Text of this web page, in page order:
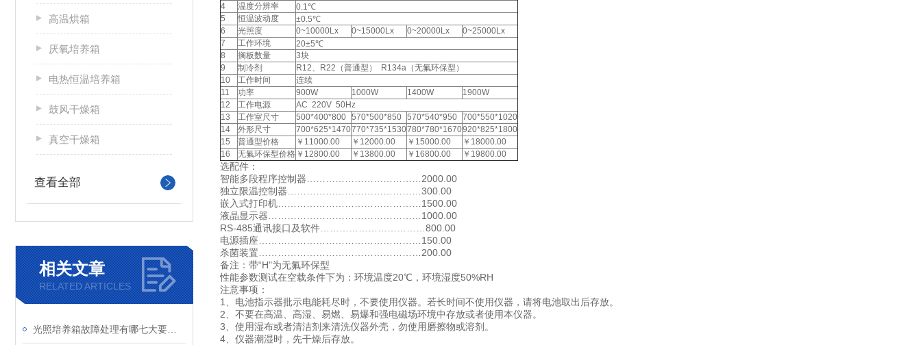
高温烘箱
厌氧培养箱
电热恒温培养箱
鼓风干燥箱
真空干燥箱
查看全部
相关文章
RELATED ARTICLES
4
温度分辨率
0.1℃
5
恒温波动度
±0.5℃
6
光照度 0~10000Lx 0~15000Lx 0~20000Lx
0~25000Lx
7
工作环境
20±5℃
8
搁板数量
3块
9
制冷剂
R12、R22（普通型） R134a（无氟环保型）
10
工作时间
连续
11
功率 900W 1000W 1400W
1900W
12
工作电源
AC 220V 50Hz
13
工作室尺寸 500*400*800 570*500*850 570*540*950 700*550*1020
14
外形尺寸 700*625*1470770*735*1530780*780*1670920*825*1800
15
普通型价格 ￥11000.00 ￥12000.00 ￥15000.00
￥18000.00
16
无氟环保型价格 ￥12800.00 ￥13800.00 ￥16800.00 ￥19800.00
选配件：
智能多段程序控制器………………………………2000.00
独立限温控制器……………………………………300.00
嵌入式打印机………………………………………1500.00
液晶显示器…………………………………………1000.00
RS-485通讯接口及软件……………………………800.00
电源插座……………………………………………150.00
杀菌装置……………………………………………200.00
备注：带“H"为无氟环保型
性能参数测试在空载条件下为：环境温度20℃，环境湿度50%RH
注意事项：
1、电池指示器批示电能耗尽时，不要使用仪器。若长时间不使用仪器，请将电池取出后存放。
2、不要在高温、高湿、易燃、易爆和强电磁场环境中存放或者使用本仪器。
3、使用湿布或者清洁剂来清洗仪器外壳，勿使用磨擦物或溶剂。
4、仪器潮湿时，先干燥后存放。